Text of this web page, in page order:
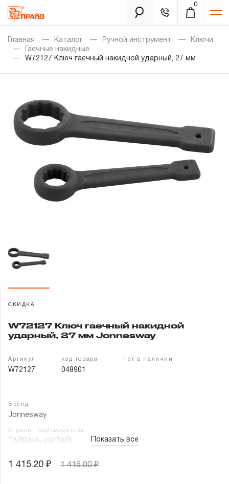
0
Каталог
Золотая лихорадка
Распродажа
Уцененный товар
О нас
Новости
Гарантия и сервис
Доставка и оплата
Контакты
Главная Каталог Ручной инструмент
Ключи
Гаечные накидные
W72127 Ключ гаечный накидной ударный, 27 мм
СКИДКА
W72127 Ключ гаечный накидной
ударный, 27 мм Jonnesway
Артикул
W72127
код товара
048901
нет в наличии
Бренд
Jonnesway
Страна производитель
ТАЙВАНЬ (КИТАЙ) Показать все
1 415.20 ₽ 1 416.00 ₽